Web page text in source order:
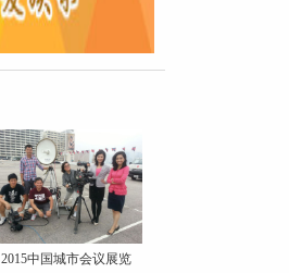
2015中国城市会议展览